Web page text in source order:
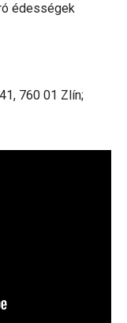
édességek
760 01 Zlín;